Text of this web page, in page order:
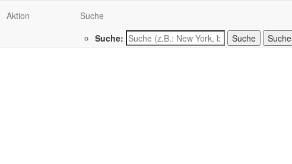
Aktion
Suche
Suche:
Suche